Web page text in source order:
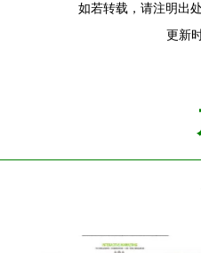
如若转载，请注明出
更新